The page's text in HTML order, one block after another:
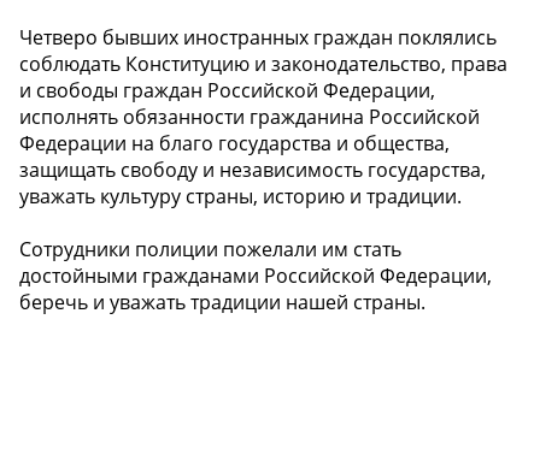
Четверо бывших иностранных граждан поклялись
соблюдать Конституцию и законодательство, права
и свободы граждан Российской Федерации,
исполнять обязанности гражданина Российской
Федерации на благо государства и общества,
защищать свободу и независимость государства,
уважать культуру страны, историю и традиции.
Сотрудники полиции пожелали им стать
достойными гражданами Российской Федерации,
беречь и уважать традиции нашей страны.